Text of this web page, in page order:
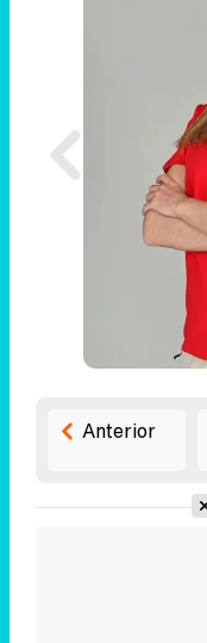
Anterior